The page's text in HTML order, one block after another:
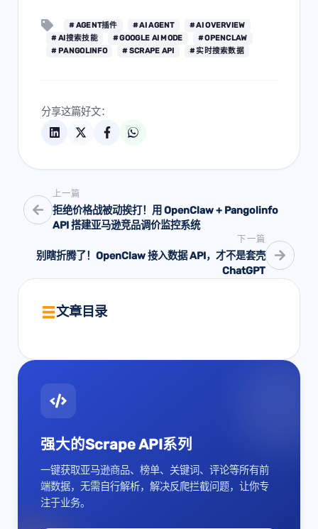
# AGENT插件 # AI AGENT
# AI OVERVIEW
# AI搜索技能
# GOOGLE AI MODE
# OPENCLAW
# PANGOLINFO
# SCRAPE API # 实时搜索数据
分享这篇好文：
上一篇
拒绝价格战被动挨打！用 OpenClaw + Pangolinfo
API 搭建亚马逊竞品调价监控系统
下一篇
别瞎折腾了！OpenClaw 接入数据 API，才不是套壳
ChatGPT
文章目录
强大的Scrape API系列
一键获取亚马逊商品、榜单、关键词、评论等所有前
端数据，无需自行解析，解决反爬拦截问题，让你专
注于业务。